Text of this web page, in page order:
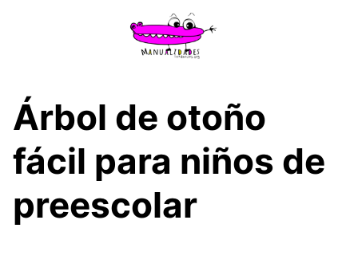
Árbol de otoño
fácil para niños de
preescolar